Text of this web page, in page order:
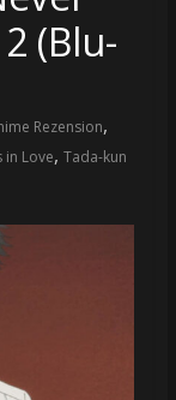
(Blu-
Rezension,
in Love, Tada-kun